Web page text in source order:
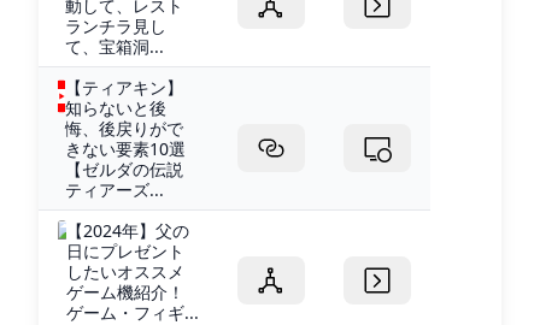
動して、レスト
ランチラ見し
て、宝箱洞...
【ティアキン】
知らないと後
悔、後戻りがで
きない要素10選
【ゼルダの伝説
ティアーズ...
【2024年】父の
日にプレゼント
したいオススメ
ゲーム機紹介！
ゲーム・フィギ...